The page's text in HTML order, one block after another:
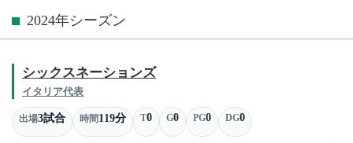
2024年シーズン
シックスネーションズ
イタリア代表
出場3試合 時間119分 T0 G0 PG0 DG0